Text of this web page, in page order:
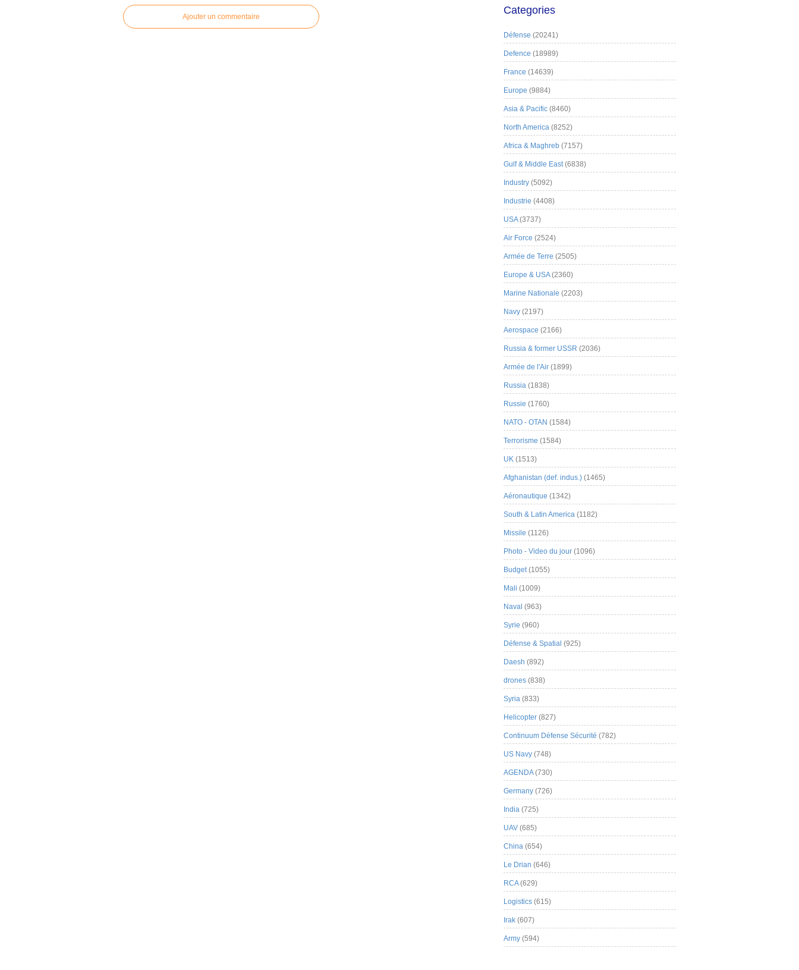
Ajouter un commentaire
Categories
Défense (20241)
Defence (18989)
France (14639)
Europe (9884)
Asia & Pacific (8460)
North America (8252)
Africa & Maghreb (7157)
Gulf & Middle East(6838)
Industry (5092)
Industrie (4408)
USA(3737)
Air Force (2524)
Armée de Terre (2505)
Europe & USA(2360)
Marine Nationale (2203)
Navy (2197)
Aerospace (2166)
Russia & former USSR (2036)
Armée de l'Air (1899)
Russia (1838)
Russie (1760)
NATO - OTAN (1584)
Terrorisme (1584)
UK (1513)
Afghanistan (def. indus.) (1465)
Aéronautique (1342)
South & Latin America (1182)
Missile (1126)
Photo - Video du jour (1096)
Budget(1055)
Mali (1009)
Naval (963)
Syrie (960)
Défense & Spatial (925)
Daesh (892)
drones (838)
Syria (833)
Helicopter (827)
Continuum Défense Sécurité (782)
US Navy (748)
AGENDA(730)
Germany (726)
India (725)
UAV (685)
China (654)
Le Drian (646)
RCA(629)
Logistics (615)
Irak (607)
Army (594)